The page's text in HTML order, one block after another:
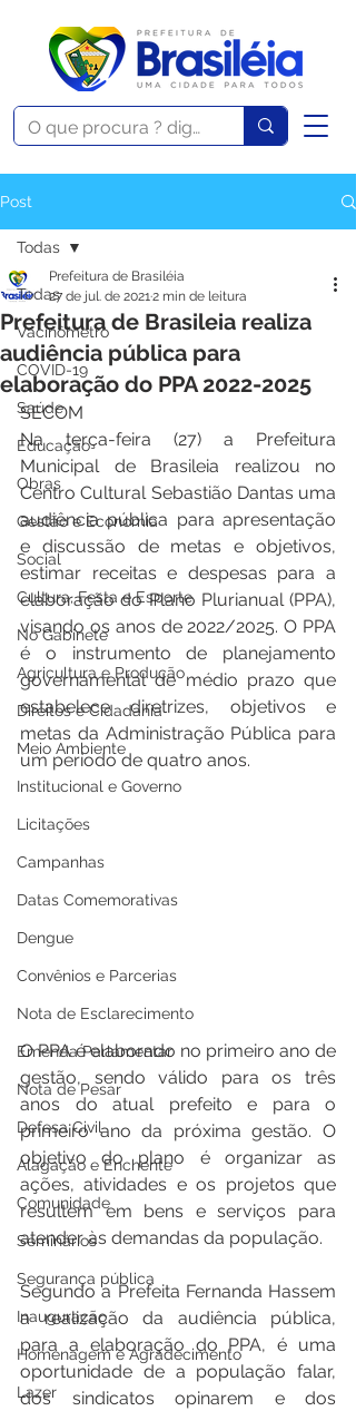
Post
Todas
Vacinômetro
COVID-19
Saúde
Educação
Obras
Gestão e Economia
Social
Cultura, Festa e Esporte
No Gabinete
Agricultura e Produção
Direitos e Cidadania
Meio Ambiente
Institucional e Governo
Licitações
Campanhas
Datas Comemorativas
Dengue
Convênios e Parcerias
Nota de Esclarecimento
Emenda Parlamentar
Nota de Pesar
Defesa Civil
Alagação e Enchente
Comunidade
Seminários
Segurança pública
Inauguração
Homenagem e Agradecimento
Lazer
Todas
Prefeitura de Brasileia realiza
audiência pública para
elaboração do PPA 2022-2025
Prefeitura de Brasiléia
27 de jul. de 20212 min de leitura
SECOM
Na terça-feira (27) a Prefeitura
Municipal de Brasileia realizou no
Centro Cultural Sebastião Dantas uma
audiência pública para apresentação
e discussão de metas e objetivos,
estimar receitas e despesas para a
elaboração do Plano Plurianual (PPA),
visando os anos de 2022/2025. O PPA
é o instrumento de planejamento
governamental de médio prazo que
estabelece diretrizes, objetivos e
metas da Administração Pública para
um período de quatro anos.
O PPA é elaborado no primeiro ano de
gestão, sendo válido para os três
anos do atual prefeito e para o
primeiro ano da próxima gestão. O
objetivo do plano é organizar as
ações, atividades e os projetos que
resultem em bens e serviços para
atender às demandas da população.
Segundo a Prefeita Fernanda Hassem
a realização da audiência pública,
para a elaboração do PPA, é uma
oportunidade de a população falar,
dos sindicatos opinarem e dos